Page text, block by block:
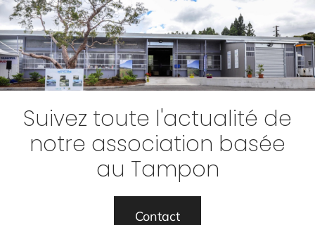
Suivez toute l'actualité de
notre association basée
au Tampon
Contact